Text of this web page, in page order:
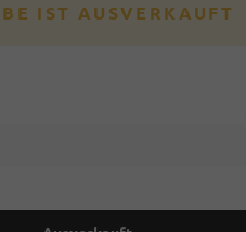
IST AUSVERKAUFT